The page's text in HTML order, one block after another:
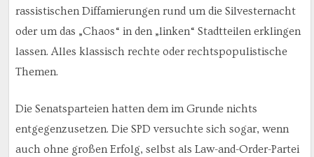
rassistischen Diffamierungen rund um die Silvesternacht
oder um das „Chaos“ in den „linken“ Stadtteilen erklingen
lassen. Alles klassisch rechte oder rechtspopulistische
Themen.
Die Senatsparteien hatten dem im Grunde nichts
entgegenzusetzen. Die SPD versuchte sich sogar, wenn
auch ohne großen Erfolg, selbst als Law-and-Order-Partei